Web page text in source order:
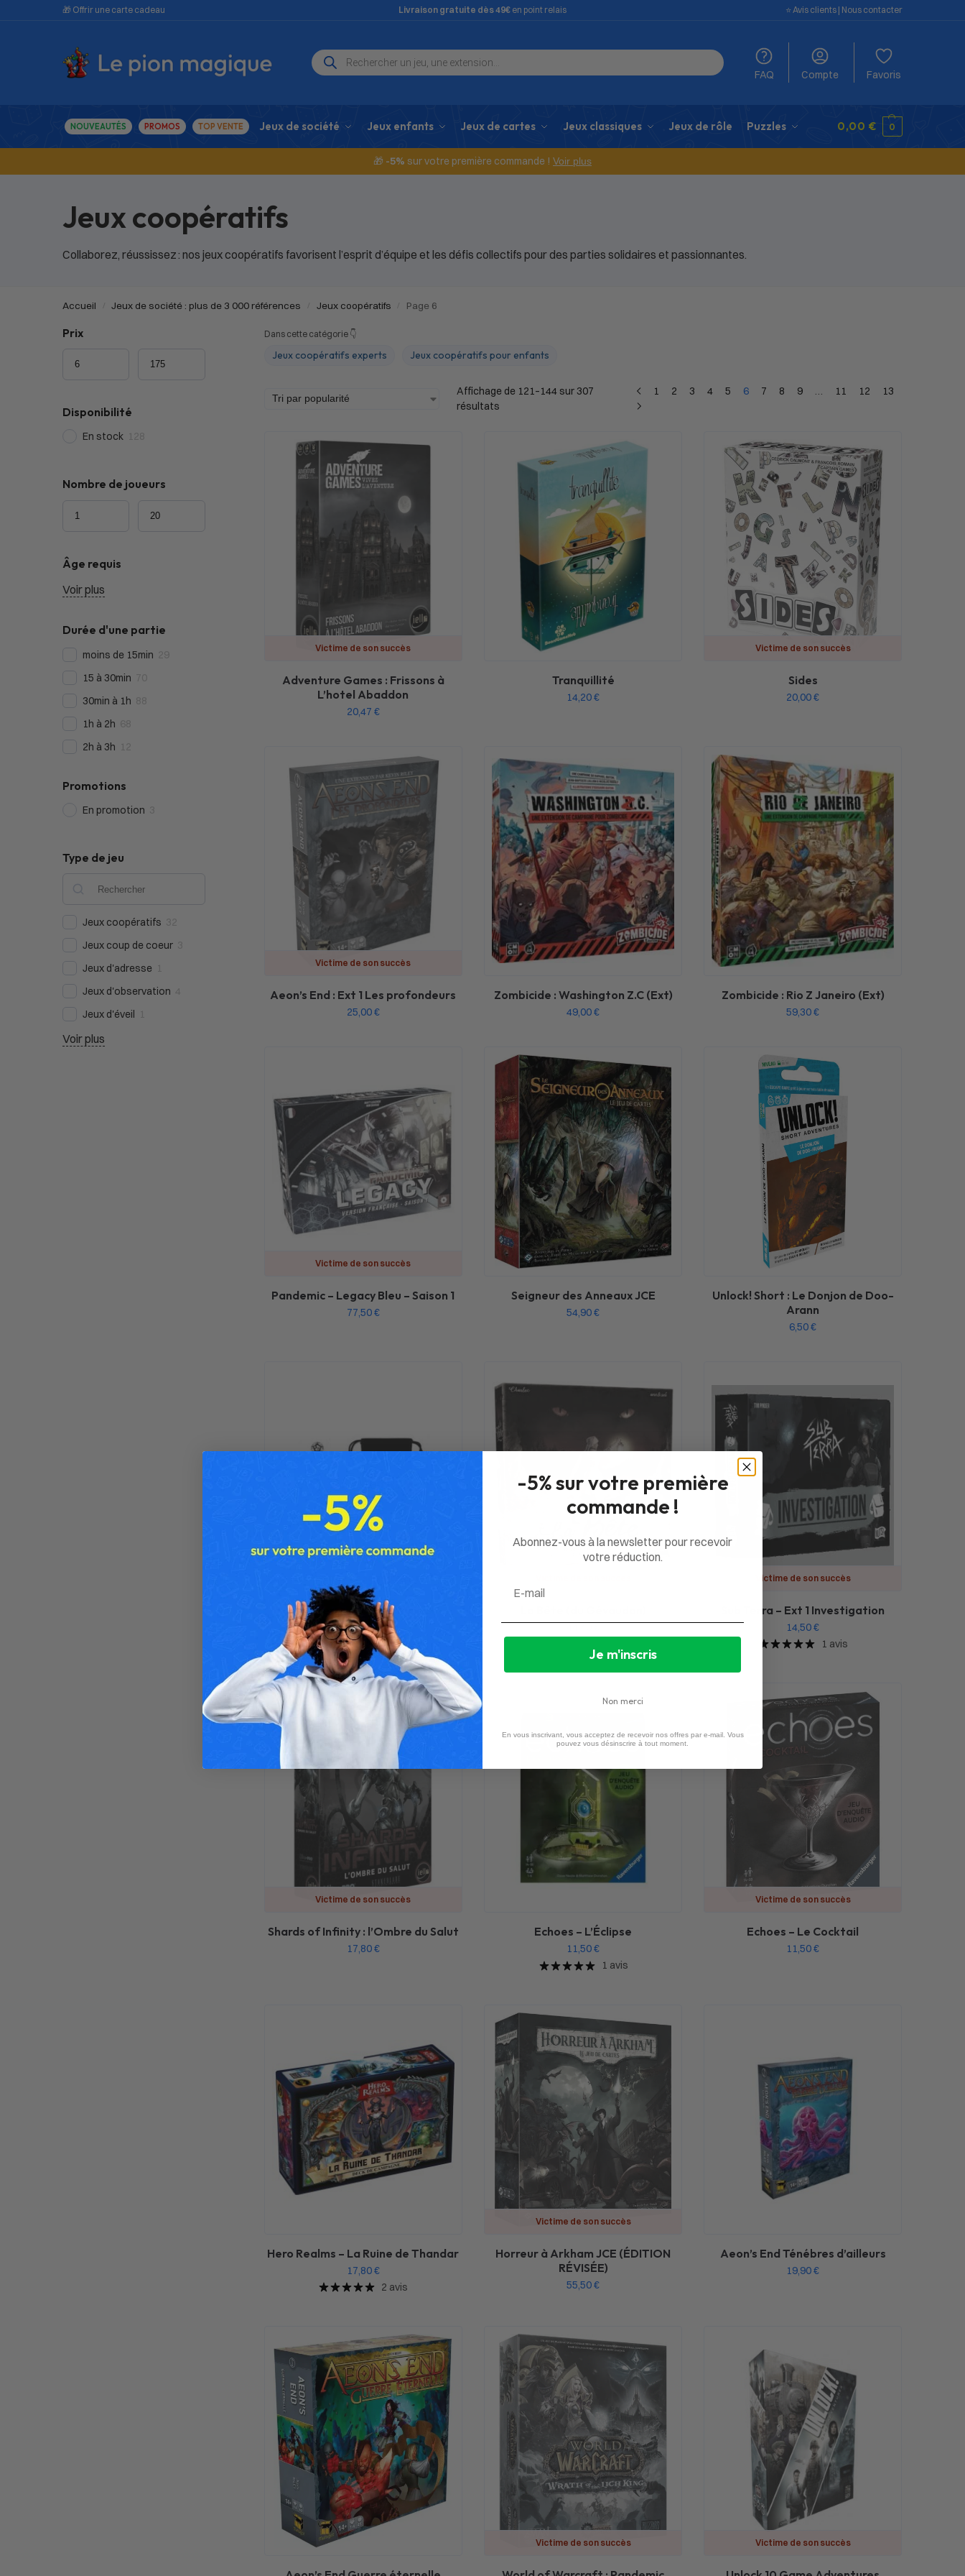
🎁 Offrir une carte cadeau Livraison gratuite dès 49€ en point relais ⭐️ Avis clients | Nous contacter
FAQ Compte Favoris
NOUVEAUTÉS PROMOS TOP VENTE Jeux de société Jeux enfants Jeux de cartes Jeux classiques Jeux de rôle Puzzles 0,00 € 0
🎁 -5% sur votre première commande ! Voir plus
Jeux coopératifs
Collaborez, réussissez : nos jeux coopératifs favorisent l’esprit d’équipe et les défis collectifs pour des parties solidaires et passionnantes.
Accueil Jeux de société : plus de 3 000 références Jeux coopératifs Page 6
Dans cette catégorie 👇
Jeux coopératifs experts Jeux coopératifs pour enfants
Affichage de 121–144 sur 307
résultats
1 2 3 4 5 6 7 8 9 11 12 13
Victime de son succès
Adventure Games : Frissons à
L’hotel Abaddon
20,47 €
Tranquillité
14,20€
Victime de son succès
Sides
20,00€
Victime de son succès
Aeon’s End : Ext 1 Les profondeurs
25,00€
Zombicide : Washington Z.C (Ext)
49,00€
Zombicide : Rio Z Janeiro (Ext)
59,30€
Victime de son succès
Pandemic – Legacy Bleu – Saison 1
77,50€
Seigneur des Anneaux JCE
54,90€
Unlock! Short : Le Donjon de Doo-
Arann
6,50€
Sub Terra – 6 dés officiels
7,60€ 44,40€
Victime de son succès
Sub Terra – Ext 1 Investigation
14,50€
1 avis
Victime de son succès
Shards of Infinity : l’Ombre du Salut
17,80€
Echoes – L’Éclipse
11,50€
1 avis
Victime de son succès
Echoes – Le Cocktail
11,50€
Hero Realms – La Ruine de Thandar
17,80€
2 avis
Victime de son succès
Horreur à Arkham JCE (ÉDITION
RÉVISÉE)
55,50€
Aeon’s End Ténébres d’ailleurs
19,90€
Victime de son succès Victime de son succès
Prix
Disponibilité
En stock
Nombre de joueurs
Âge requis
Voir plus
Durée d'une partie
moins de 15min
15 à 30min
30min à 1h
1h à 2h
2h à 3h
Promotions
En promotion
Type de jeu
Jeux coopératifs
Jeux coup de coeur
Jeux d'adresse
Jeux d'observation
Jeux d'éveil
Voir plus
-5% sur votre première
commande !
Abonnez-vous à la newsletter pour recevoir
votre réduction.
Je m'inscris
Non merci
En vous inscrivant, vous acceptez de recevoir nos offres par e-mail. Vous
pouvez vous désinscrire à tout moment.